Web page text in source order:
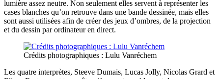
lumière assez neutre. Non seulement elles servent à représenter les
cases blanches qu’on retrouve dans une bande dessinée, mais elles
sont aussi utilisées afin de créer des jeux d’ombres, de la projection
et du dessin par ordinateur en direct.
Crédits photographiques : Lulu Vanréchem
Les quatre interprètes, Steeve Dumais, Lucas Jolly, Nicolas Grard et